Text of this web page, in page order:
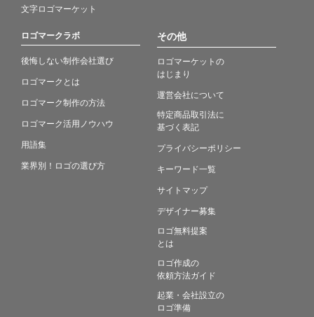
文字ロゴマーケット
ロゴマークラボ
後悔しない制作会社選び
ロゴマークとは
ロゴマーク制作の方法
ロゴマーク活用ノウハウ
用語集
業界別！ロゴの選び方
その他
ロゴマーケットの
はじまり
運営会社について
特定商品取引法に
基づく表記
プライバシーポリシー
キーワード一覧
サイトマップ
デザイナー募集
ロゴ無料提案
とは
ロゴ作成の
依頼方法ガイド
起業・会社設立の
ロゴ準備